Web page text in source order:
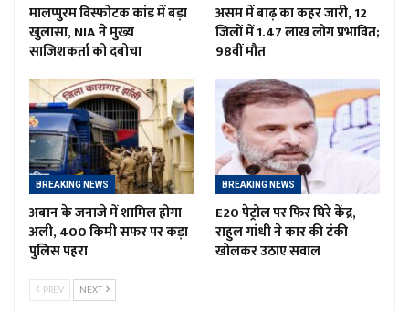
मालप्पुरम विस्फोटक कांड में बड़ा
खुलासा, NIA ने मुख्य
साजिशकर्ता को दबोचा
असम में बाढ़ का कहर जारी, 12
जिलों में 1.47 लाख लोग प्रभावित;
98वीं मौत
BREAKING NEWS
अबान के जनाजे में शामिल होगा
अली, 400 किमी सफर पर कड़ा
पुलिस पहरा
BREAKING NEWS
E20 पेट्रोल पर फिर घिरे केंद्र,
राहुल गांधी ने कार की टंकी
खोलकर उठाए सवाल
PREV NEXT